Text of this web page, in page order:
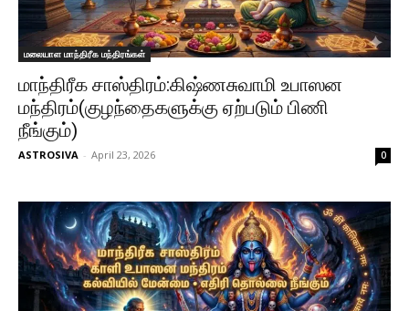
மலையாள மாந்திரீக மந்திரங்கள்
மாந்திரீக சாஸ்திரம்:கிஷ்ணசுவாமி உபாஸன
மந்திரம்(குழந்தைகளுக்கு ஏற்படும் பிணி
நீங்கும்)
ASTROSIVA - April 23, 2026 0